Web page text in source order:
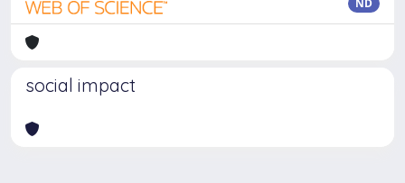
ND
social impact